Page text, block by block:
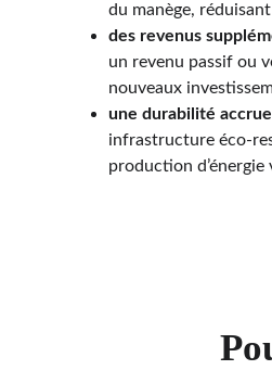
du manège,
des revenus
un revenu passif ou
nouveaux
une durabilité accrue
infrastructure éco-
production d’énergie